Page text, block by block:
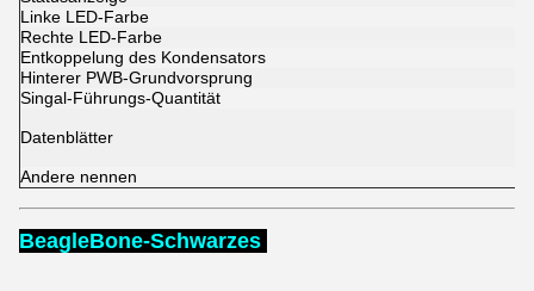
Linke LED-Farbe
Rechte LED-Farbe
Entkoppelung des Kondensators
Hinterer PWB-Grundvorsprung
Singal-Führungs-Quantität
Datenblätter
Andere nennen
BeagleBone-Schwarzes